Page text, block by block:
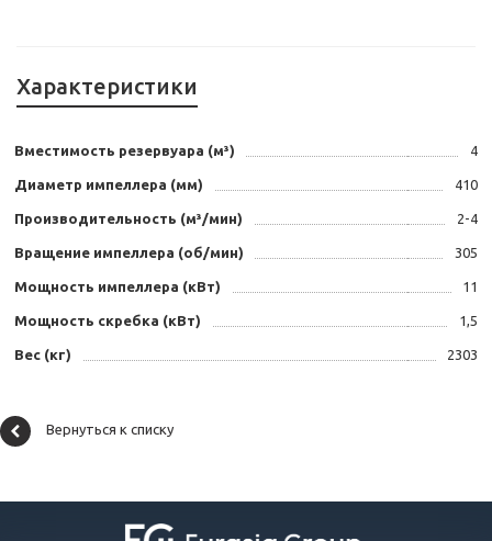
Характеристики
Вместимость резервуара (м³) 4
Диаметр импеллера (мм) 410
Производительность (м³/мин) 2-4
Вращение импеллера (об/мин) 305
Мощность импеллера (кВт) 11
Мощность скребка (кВт) 1,5
Вес (кг) 2303
Вернуться к списку